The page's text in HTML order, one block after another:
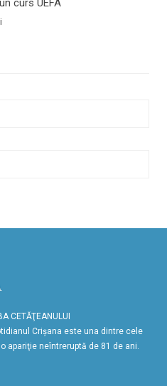
curs UEFA
CETĂŢEANULUI
Crişana este una dintre cele
apariţie neîntreruptă de 81 de ani.